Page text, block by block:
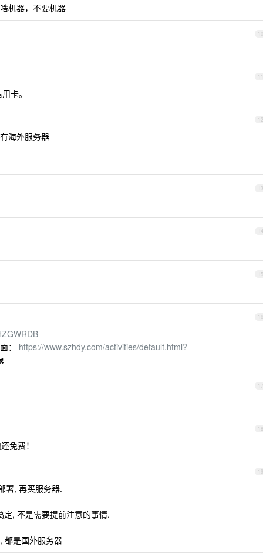
机器，不要机器
10
11
卡。
12
海外服务器
13
14
15
16
： https://www.szhdy.com/activities/default.html?
17
18
免费！
19
署, 再买服务器.
, 不是需要提前注意的事情.
都是国外服务器